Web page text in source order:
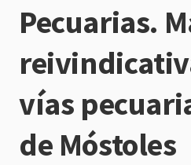
navegación
Pecuarias.
vías
de Móstoles